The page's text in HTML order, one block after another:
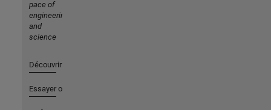
pace of
engineering
and
science
Découvrir les produits
Essayer ou acheter